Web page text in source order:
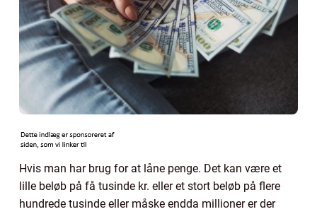
Hvis man har brug for at låne penge. Det kan være et
lille beløb på få tusinde kr. eller et stort beløb på flere
hundrede tusinde eller måske endda millioner er der